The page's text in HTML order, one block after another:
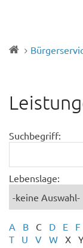
Suchbegriff:
Lebenslage:
A B C D E F
T
U V W X